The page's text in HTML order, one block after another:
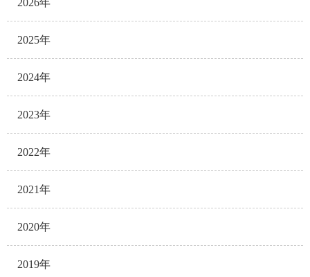
2026年
2025年
2024年
2023年
2022年
2021年
2020年
2019年